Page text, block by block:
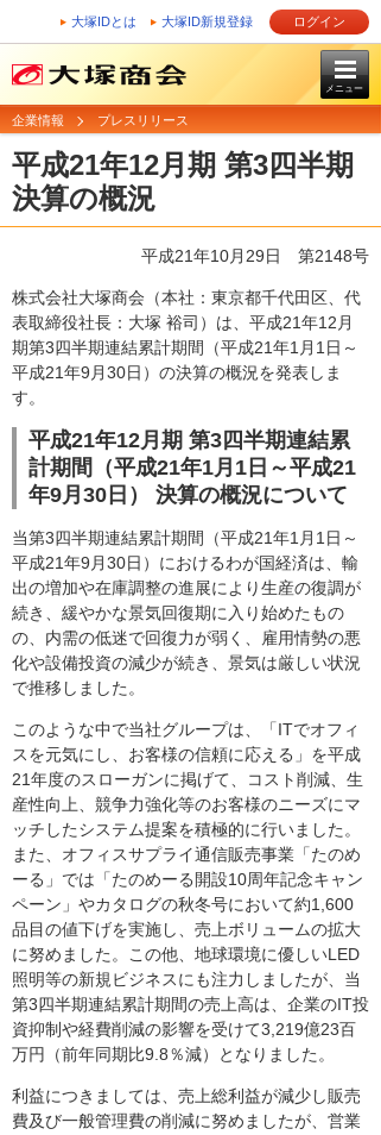
大塚IDとは 大塚ID新規登録 ログイン
メニュー
企業情報 プレスリリース
平成21年12月期 第3四半期
決算の概況
平成21年10月29日 第2148号
株式会社大塚商会（本社：東京都千代田区、代
表取締役社長：大塚 裕司）は、平成21年12月
期第3四半期連結累計期間（平成21年1月1日～
平成21年9月30日）の決算の概況を発表しま
す。
平成21年12月期 第3四半期連結累
計期間（平成21年1月1日～平成21
年9月30日） 決算の概況について
当第3四半期連結累計期間（平成21年1月1日～
平成21年9月30日）におけるわが国経済は、輸
出の増加や在庫調整の進展により生産の復調が
続き、緩やかな景気回復期に入り始めたもの
の、内需の低迷で回復力が弱く、雇用情勢の悪
化や設備投資の減少が続き、景気は厳しい状況
で推移しました。
このような中で当社グループは、「ITでオフィ
スを元気にし、お客様の信頼に応える」を平成
21年度のスローガンに掲げて、コスト削減、生
産性向上、競争力強化等のお客様のニーズにマ
ッチしたシステム提案を積極的に行いました。
また、オフィスサプライ通信販売事業「たのめ
ーる」では「たのめーる開設10周年記念キャン
ペーン」やカタログの秋冬号において約1,600
品目の値下げを実施し、売上ボリュームの拡大
に努めました。この他、地球環境に優しいLED
照明等の新規ビジネスにも注力しましたが、当
第3四半期連結累計期間の売上高は、企業のIT投
資抑制や経費削減の影響を受けて3,219億23百
万円（前年同期比9.8％減）となりました。
利益につきましては、売上総利益が減少し販売
費及び一般管理費の削減に努めましたが、営業